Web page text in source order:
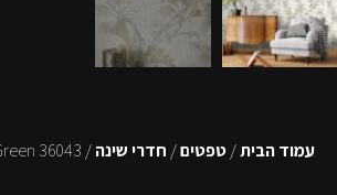
עמוד הבית/טפטים/חדרי שינה/ 36043 Alocasia Green